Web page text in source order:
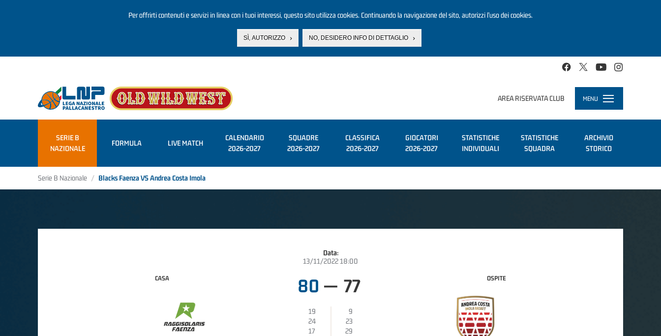
Per offrirti contenuti e servizi in linea con i tuoi interessi, questo sito utilizza cookies. Continuando la navigazione del sito, autorizzi l’uso dei cookies.
SÌ, AUTORIZZO NO, DESIDERO INFO DI DETTAGLIO
AREA RISERVATA CLUB MENU
Toggle
navigation
SERIE B
NAZIONALE
FORMULA LIVE MATCH
CALENDARIO
2026-2027
SQUADRE
2026-2027
CLASSIFICA
2026-2027
GIOCATORI
2026-2027
STATISTICHE
INDIVIDUALI
STATISTICHE
SQUADRA
ARCHIVIO
STORICO
Serie B Nazionale Blacks Faenza VS Andrea Costa Imola
Data:
13/11/2022 18:00
CASA 80 — 77
19
9
24
23
17
29
OSPITE